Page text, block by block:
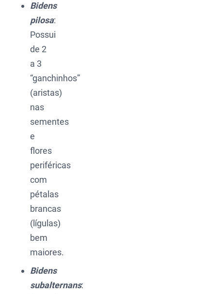
Bidens
pilosa:
Possui
de 2
a 3
“ganchinhos”
(aristas)
nas
sementes
e
flores
periféricas
com
pétalas
brancas
(lígulas)
bem
maiores.
Bidens
subalternans: